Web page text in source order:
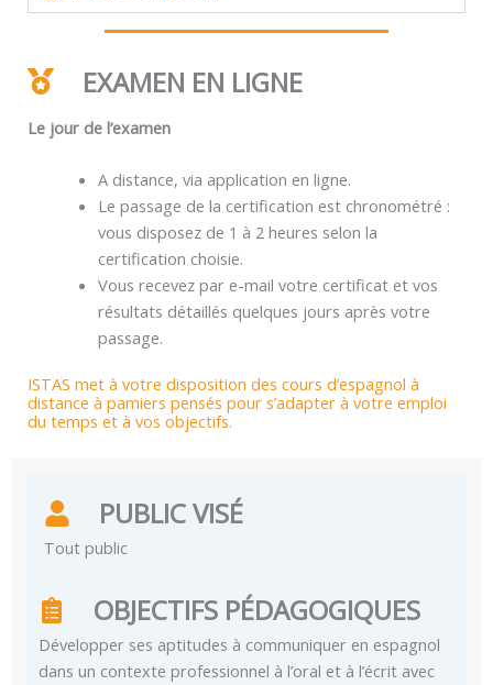
EXAMEN EN LIGNE
Le jour de l’examen
A distance, via application en ligne.
Le passage de la certification est chronométré :
vous disposez de 1 à 2 heures selon la
certification choisie.
Vous recevez par e-mail votre certificat et vos
résultats détaillés quelques jours après votre
passage.
ISTAS met à votre disposition des cours d’espagnol à
distance à pamiers pensés pour s’adapter à votre emploi
du temps et à vos objectifs.
PUBLIC VISÉ
Tout public
OBJECTIFS PÉDAGOGIQUES
Développer ses aptitudes à communiquer en espagnol
dans un contexte professionnel à l’oral et à l’écrit avec